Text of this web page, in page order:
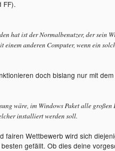
FF).
hat ist der Normalbenutzer, der sein
einem anderen Computer, wenn ein
doch bislang nur mit
wäre, im Windows Paket alle
installiert werden soll.
fairen Wettbewerb wird sich
gefällt. Ob dies deine